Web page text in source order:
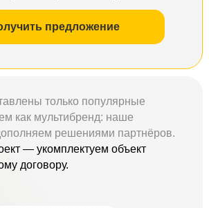
только популярные
как мультибренд: наше
решениями партнёров.
— укомплектуем объект
договору.
предложение